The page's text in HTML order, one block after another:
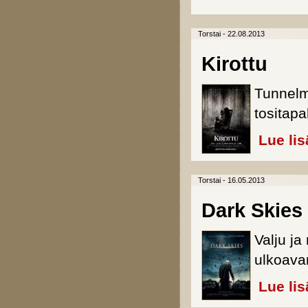
Torstai - 22.08.2013
Kirottu
Lue
Torstai - 16.05.2013
Dark Skies
Valju ja
Lue